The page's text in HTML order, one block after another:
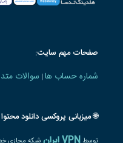
صفحات مهم سایت:
شماره حساب ها | سوالات
🌐 میزبانی پروکسی دانلود محتوا